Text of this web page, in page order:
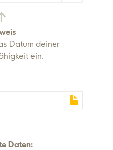
Datum deiner
ein.
Daten: